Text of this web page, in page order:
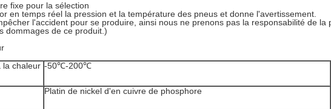
fixe pour la sélection
en temps réel la pression et la température des pneus et donne l'avertissement.
l'accident pour se produire, ainsi nous ne prenons pas la responsabilité de la
dommages de ce produit.)
la chaleur -50℃-200℃
Platin de nickel d'en cuivre de phosphore